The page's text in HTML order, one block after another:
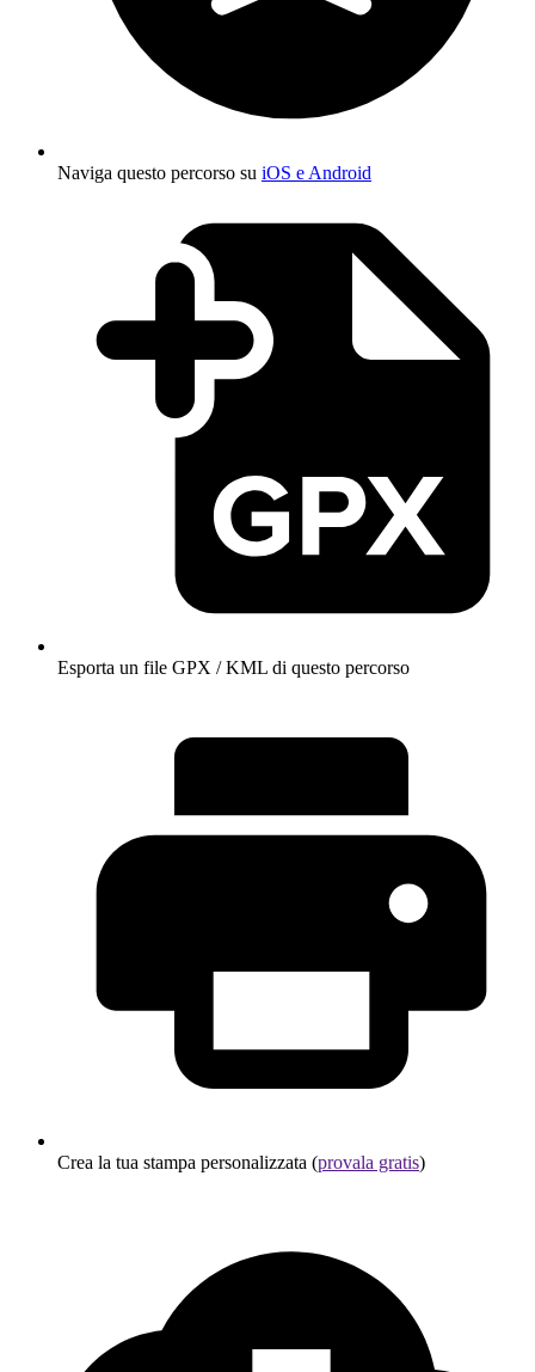
Naviga questo percorso su iOS e Android
Esporta un file GPX / KML di questo percorso
Crea la tua stampa personalizzata (provala gratis)